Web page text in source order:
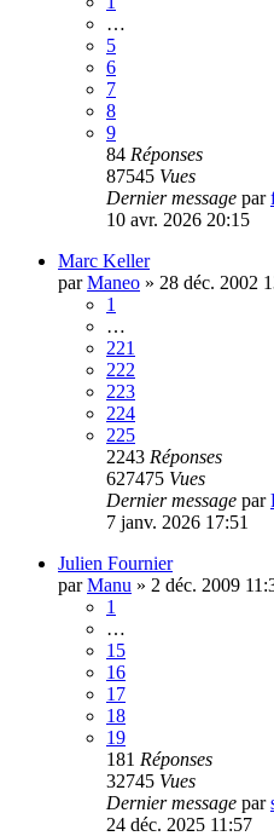
…
5
6
7
8
9
84 Réponses
87545 Vues
Dernier message par
10 avr. 2026 20:15
Marc Keller
parManeo » 28 déc. 2002
1
…
221
222
223
224
225
2243 Réponses
627475 Vues
Dernier message par
7 janv. 2026 17:51
Julien Fournier
parManu » 2 déc. 2009
1
…
15
16
17
18
19
181 Réponses
32745 Vues
Dernier message par
24 déc. 2025 11:57